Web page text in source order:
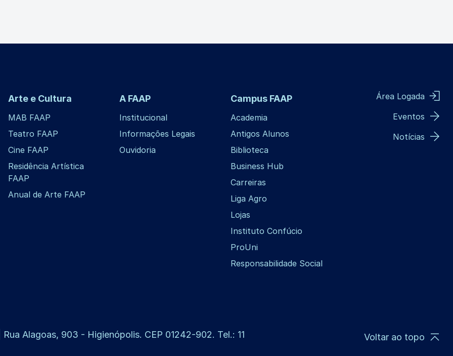
Arte e Cultura
MAB FAAP
Teatro FAAP
Cine FAAP
Residência Artística
FAAP
Anual de Arte FAAP
A FAAP
Institucional
Informações Legais
Ouvidoria
Campus FAAP
Academia
Antigos Alunos
Biblioteca
Business Hub
Carreiras
Liga Agro
Lojas
Instituto Confúcio
ProUni
Responsabilidade Social
Área Logada
Eventos
Notícias
Rua Alagoas, 903 - Higienópolis. CEP 01242-902. Tel.: 11
Voltar ao topo